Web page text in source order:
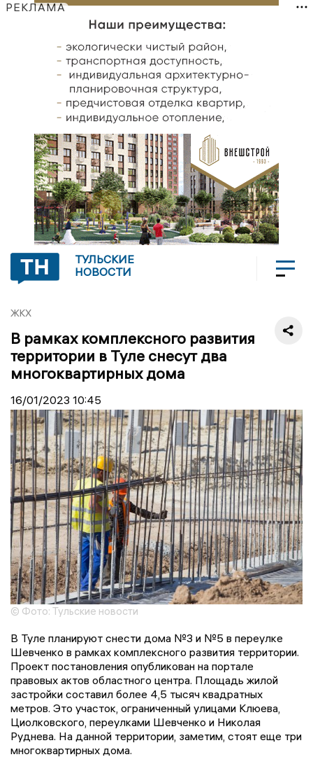
РЕКЛАМА
ТУЛЬСКИЕ
НОВОСТИ
ЖКХ
В рамках комплексного развития
территории в Туле снесут два
многоквартирных дома
16/01/2023 10:45
© Фото: Тульские новости
В Туле планируют снести дома №3 и №5 в переулке
Шевченко в рамках комплексного развития территории.
Проект постановления опубликован на портале
правовых актов областного центра. Площадь жилой
застройки составил более 4,5 тысяч квадратных
метров. Это участок, ограниченный улицами Клюева,
Циолковского, переулками Шевченко и Николая
Руднева. На данной территории, заметим, стоят еще три
многоквартирных дома.